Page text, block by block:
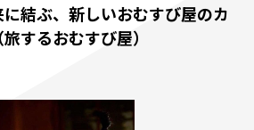
結ぶ、新しいおむすび屋のカ
するおむすび屋）